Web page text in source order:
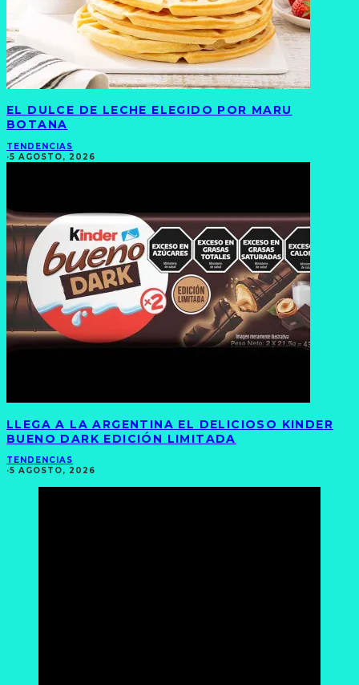
EL DULCE DE LECHE ELEGIDO POR MARU
BOTANA
TENDENCIAS
·5 AGOSTO, 2026
LLEGA A LA ARGENTINA EL DELICIOSO KINDER
BUENO DARK EDICIÓN LIMITADA
TENDENCIAS
·5 AGOSTO, 2026